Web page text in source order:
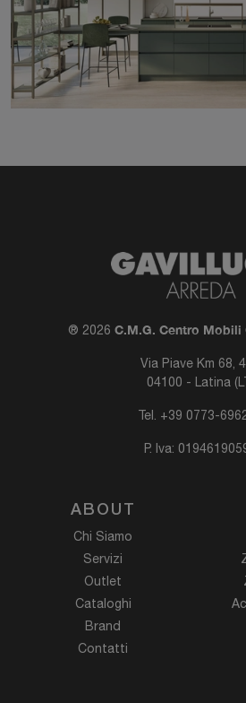
® 2026 C.M.G. Centro Mobili
Via Piave Km 68,
04100 - Latina
Tel. +39 0773-
P. Iva:
ABOUT
Chi Siamo
Servizi
Outlet
Cataloghi
Brand
Contatti